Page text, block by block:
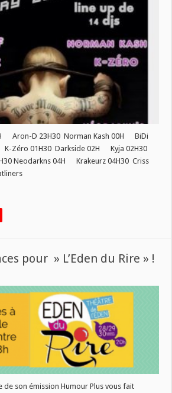
Aron-D 23H30 Norman Kash 00H BiDi
Zéro 01H30 Darkside 02H Kyja 02H30
Neodarkns 04H Krakeurz 04H30 Criss
pour » L’Eden du Rire » !
de son émission Humour Plus vous fait